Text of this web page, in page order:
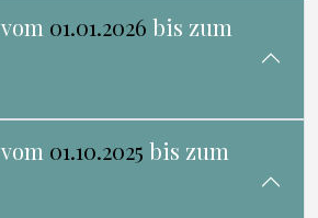
vom 01.01.2026 bis zum
vom 01.10.2025 bis zum